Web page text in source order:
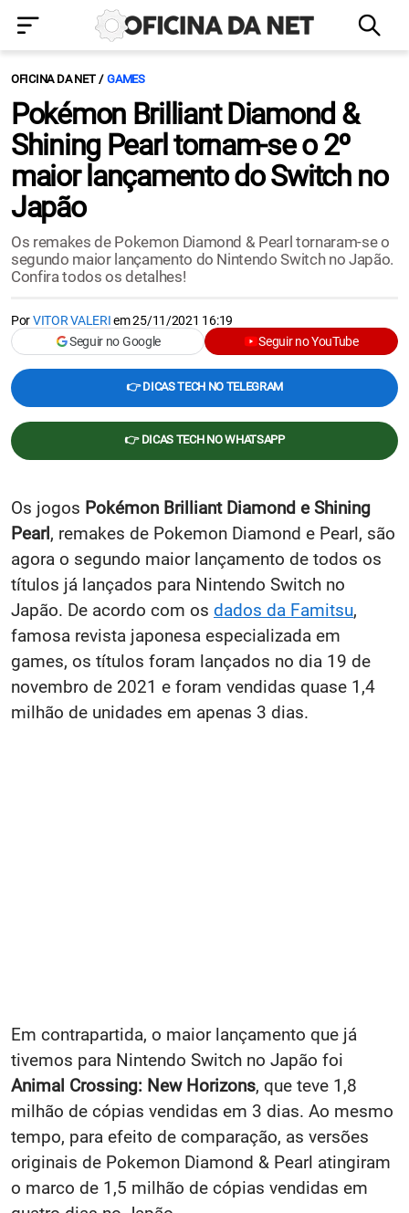
OFICINA DA NET GAMES
Pokémon Brilliant Diamond &
Shining Pearl tornam-se o 2º
maior lançamento do Switch no
Japão
Os remakes de Pokemon Diamond & Pearl tornaram-se o
segundo maior lançamento do Nintendo Switch no Japão.
Confira todos os detalhes!
PorVITOR VALERIem25/11/2021 16:19
Seguir no Google
Seguir no YouTube
👉 DICAS TECH NO TELEGRAM
👉 DICAS TECH NO WHATSAPP
Os jogos Pokémon Brilliant Diamond e Shining
Pearl, remakes de Pokemon Diamond e Pearl, são
agora o segundo maior lançamento de todos os
títulos já lançados para Nintendo Switch no
Japão. De acordo com os dados da Famitsu,
famosa revista japonesa especializada em
games, os títulos foram lançados no dia 19 de
novembro de 2021 e foram vendidas quase 1,4
milhão de unidades em apenas 3 dias.
Em contrapartida, o maior lançamento que já
tivemos para Nintendo Switch no Japão foi
Animal Crossing: New Horizons, que teve 1,8
milhão de cópias vendidas em 3 dias. Ao mesmo
tempo, para efeito de comparação, as versões
originais de Pokemon Diamond & Pearl atingiram
o marco de 1,5 milhão de cópias vendidas em